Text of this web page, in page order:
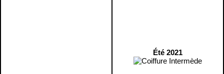
Été 2021